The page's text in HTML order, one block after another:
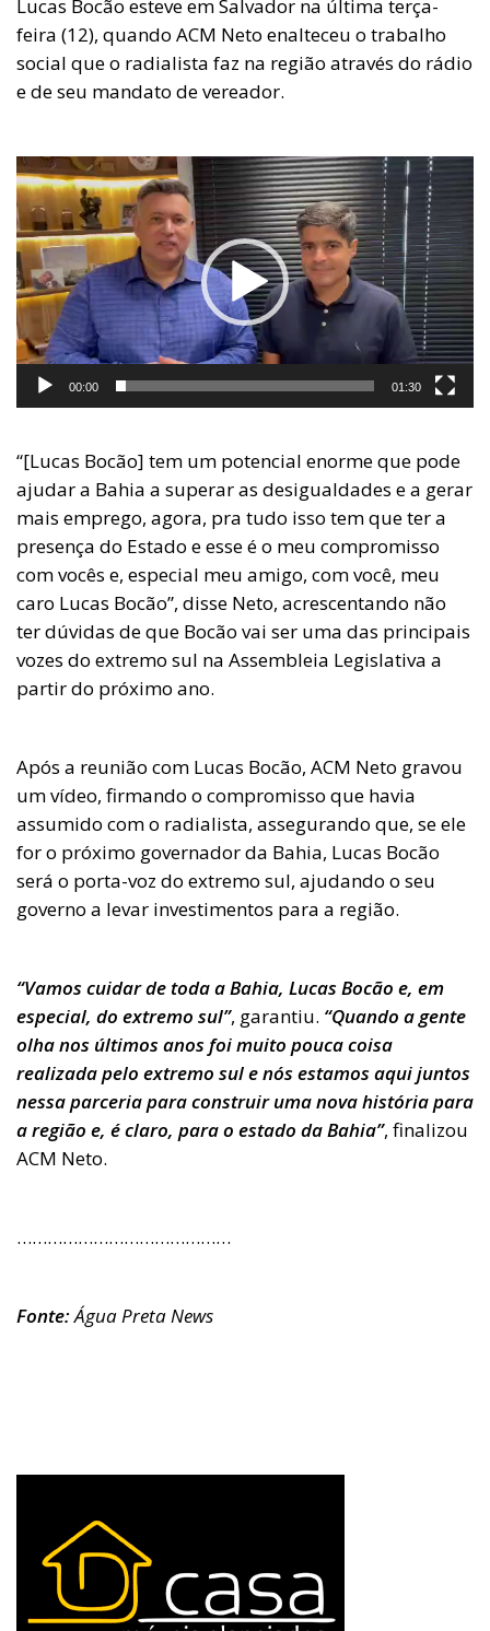
Lucas Bocão esteve em Salvador na última terça-
feira (12), quando ACM Neto enalteceu o trabalho
social que o radialista faz na região através do rádio
e de seu mandato de vereador.
Tocador
de
vídeo
00:00 01:30
“[Lucas Bocão] tem um potencial enorme que pode
ajudar a Bahia a superar as desigualdades e a gerar
mais emprego, agora, pra tudo isso tem que ter a
presença do Estado e esse é o meu compromisso
com vocês e, especial meu amigo, com você, meu
caro Lucas Bocão”, disse Neto, acrescentando não
ter dúvidas de que Bocão vai ser uma das principais
vozes do extremo sul na Assembleia Legislativa a
partir do próximo ano.
Após a reunião com Lucas Bocão, ACM Neto gravou
um vídeo, firmando o compromisso que havia
assumido com o radialista, assegurando que, se ele
for o próximo governador da Bahia, Lucas Bocão
será o porta-voz do extremo sul, ajudando o seu
governo a levar investimentos para a região.
“Vamos cuidar de toda a Bahia, Lucas Bocão e, em
especial, do extremo sul”, garantiu. “Quando a gente
olha nos últimos anos foi muito pouca coisa
realizada pelo extremo sul e nós estamos aqui juntos
nessa parceria para construir uma nova história para
a região e, é claro, para o estado da Bahia”, finalizou
ACM Neto.
……………………………………
Fonte:Água Preta News